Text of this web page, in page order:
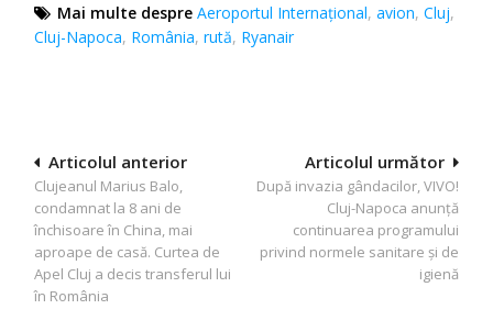
Mai multe despre Aeroportul Internațional,avion,Cluj,
Cluj-Napoca, România,rută, Ryanair
Navigare
în
articole
Articolul următor
După invazia gândacilor, VIVO!
Cluj-Napoca anunță
continuarea programului
privind normele sanitare şi de
igienă
Articolul anterior
Clujeanul Marius Balo,
condamnat la 8 ani de
închisoare în China, mai
aproape de casă. Curtea de
Apel Cluj a decis transferul lui
în România